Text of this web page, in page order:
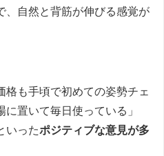
、自然と背筋が伸びる感覚が
格も手頃で初めての姿勢チェ
置いて毎日使っている」
いったポジティブな意見が多